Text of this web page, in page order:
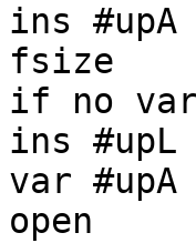
ins #upA
fsize
if no var
ins #upL
var #upA
open